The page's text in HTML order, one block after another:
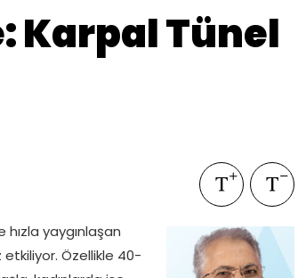
Karpal Tünel
yaygınlaşan
Özellikle 40-